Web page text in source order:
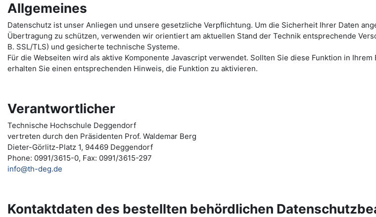
Allgemeines
Datenschutz ist unser Anliegen und unsere gesetzliche Verpflichtung. Um die Sicherheit Ihrer Daten
Übertragung zu schützen, verwenden wir orientiert am aktuellen Stand der Technik entsprechende
B. SSL/TLS) und gesicherte technische Systeme.
Für die Webseiten wird als aktive Komponente Javascript verwendet. Sollten Sie diese Funktion in
erhalten Sie einen entsprechenden Hinweis, die Funktion zu aktivieren.
Verantwortlicher
Technische Hochschule Deggendorf
vertreten durch den Präsidenten Prof. Waldemar Berg
Dieter-Görlitz-Platz 1, 94469 Deggendorf
Phone: 0991/3615-0, Fax: 0991/3615-297
info@th-deg.de
Kontaktdaten des bestellten behördlichen